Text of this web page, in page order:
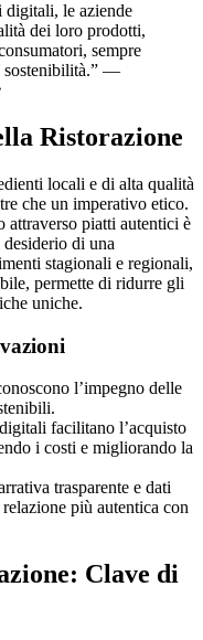
digitali, le aziende
dei loro prodotti,
sempre
sostenibilità.” —
Ristorazione
locali e di alta qualità
che un imperativo etico.
attraverso piatti autentici è
di una
stagionali e regionali,
permette di ridurre gli
uniche.
l’impegno delle
facilitano l’acquisto
i costi e migliorando la
trasparente e dati
più autentica con
Clave di